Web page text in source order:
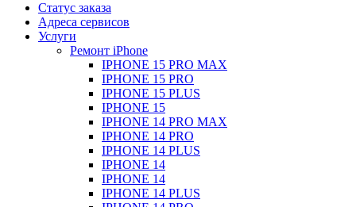
Статус заказа
Адреса сервисов
Услуги
Ремонт iPhone
IPHONE 15 PRO MAX
IPHONE 15 PRO
IPHONE 15 PLUS
IPHONE 15
IPHONE 14 PRO MAX
IPHONE 14 PRO
IPHONE 14 PLUS
IPHONE 14
IPHONE 14
IPHONE 14 PLUS